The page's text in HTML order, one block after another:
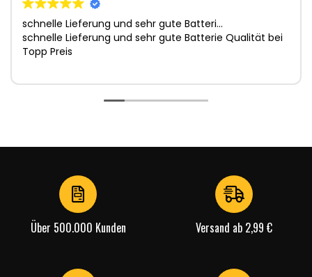
schnelle Lieferung und sehr gute Batteri…
schnelle Lieferung und sehr gute Batterie Qualität bei
Topp Preis
Über 500.000 Kunden Versand ab 2,99 €